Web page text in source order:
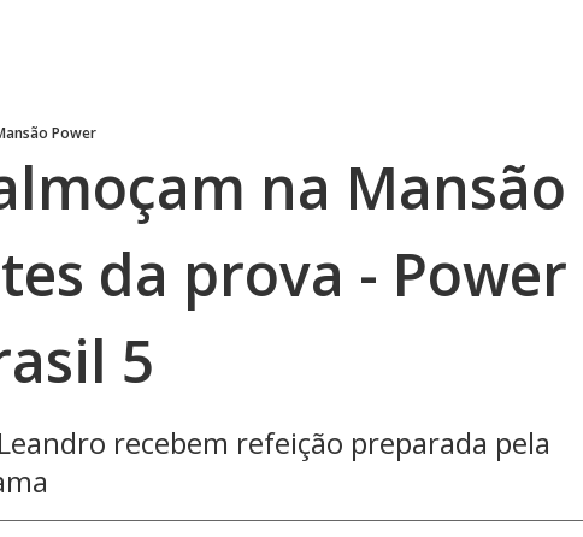
Power
na Mansão
da prova - Power
5
recebem refeição preparada pela